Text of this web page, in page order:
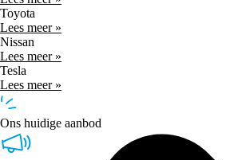
Toyota
Lees meer »
Nissan
Lees meer »
Tesla
Lees meer »
Ons huidige aanbod